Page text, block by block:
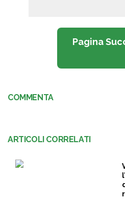
Pagina
COMMENTA
ARTICOLI CORRELATI